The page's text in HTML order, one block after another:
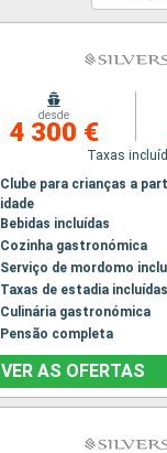
desde
4 300 €
Taxas
Clube para crianças a
idade
Bebidas incluídas
Cozinha gastronómica
Serviço de mordomo
Taxas de estadia incluídas
Culinária gastronómica
Pensão completa
VER AS OFERTAS